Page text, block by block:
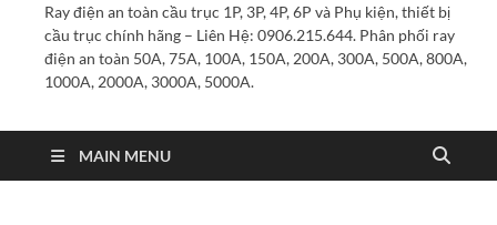
Ray điện an toàn cầu trục 1P, 3P, 4P, 6P và Phụ kiện, thiết bị
cầu trục chính hãng – Liên Hệ: 0906.215.644. Phân phối ray
điện an toàn 50A, 75A, 100A, 150A, 200A, 300A, 500A, 800A,
1000A, 2000A, 3000A, 5000A.
MAIN MENU